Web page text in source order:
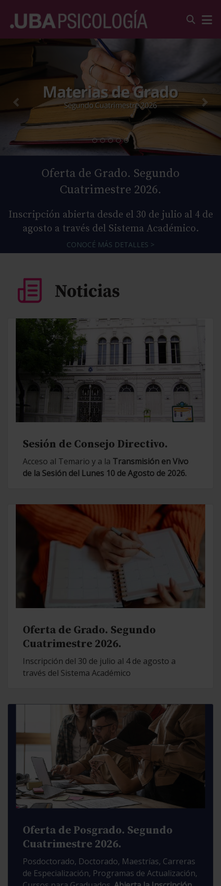
Oferta de Grado. Segundo
Cuatrimestre 2026.
Inscripción abierta desde el 30 de julio al 4 de
agosto a través del Sistema Académico.
CONOCÉ MÁS DETALLES >
Sesión de Consejo Directivo.
Acceso al Temario y a la Transmisión en Vivo
de la Sesión del Lunes 10 de Agosto de 2026.
Oferta de Grado. Segundo
Cuatrimestre 2026.
Inscripción del 30 de julio al 4 de agosto a
través del Sistema Académico
Oferta de Posgrado. Segundo
Cuatrimestre 2026.
Posdoctorado, Doctorado, Maestrías, Carreras
de Especialización, Programas de Actualización,